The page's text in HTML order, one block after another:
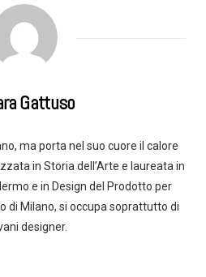
Gattuso
ma porta nel suo cuore il calore
in Storia dell’Arte e laureata in
e in Design del Prodotto per
di Milano, si occupa soprattutto di
designer.